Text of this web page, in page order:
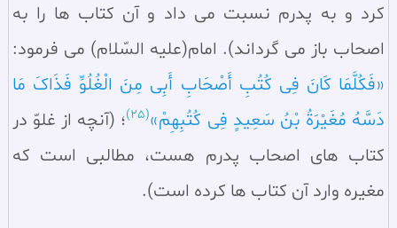
کرد و به پدرم نسبت می‌ داد و آن کتاب‌ ها را به
اصحاب باز می‌ گرداند). امام(علیه السّلام) می‌ فرمود:
«فَکُلَّمَا کَانَ فِی کُتُبِ أَصْحَابِ أَبِی مِنَ الْغُلُوِّ فَذَاکَ مَا
دَسَّهُ مُغَیْرَةُ بْنُ سَعِیدٍ فِی کُتُبِهِمْ»(25)
؛ (آنچه از غلوّ در
کتاب‌ های اصحاب پدرم هست، مطالبی است که
مغیره وارد آن کتاب‌ ها کرده است).